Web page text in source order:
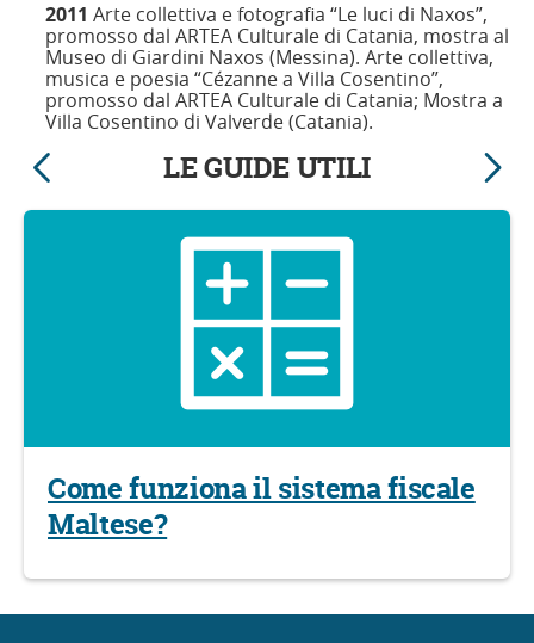
2011 Arte collettiva e fotografia “Le luci di Naxos”,
promosso dal ARTEA Culturale di Catania, mostra al
Museo di Giardini Naxos (Messina). Arte collettiva,
musica e poesia “Cézanne a Villa Cosentino”,
promosso dal ARTEA Culturale di Catania; Mostra a
Villa Cosentino di Valverde (Catania).
LE GUIDE UTILI
Come funziona il sistema fiscale
Maltese?